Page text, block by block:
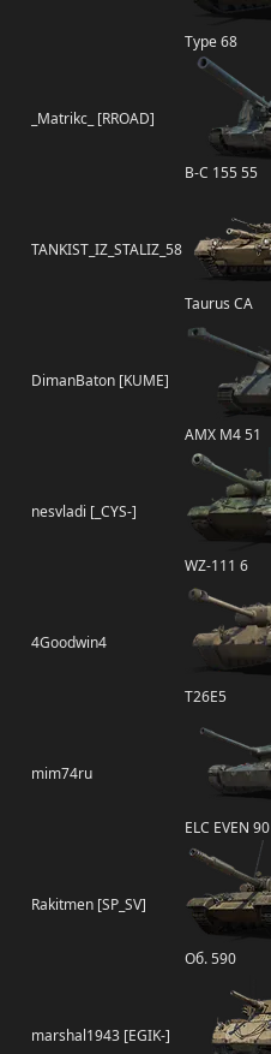
Type 68
_Matrikc_ [RROAD]
B-C 155 55
TANKIST_IZ_STALIZ_58
Taurus CA
DimanBaton [KUME]
AMX M4 51
nesvladi [_CYS-]
WZ-111 6
4Goodwin4
T26E5
mim74ru
ELC EVEN 90
Rakitmen [SP_SV]
Об. 590
marshal1943 [EGIK-]